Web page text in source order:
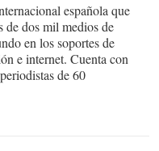
española que
de dos mil medios de
en los soportes de
e internet. Cuenta con
de 60